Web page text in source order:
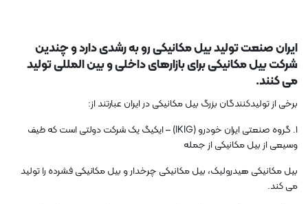
ایران صنعت تولید بیل مکانیکی رو به رشدی دارد و چندین
شرکت بیل مکانیکی برای بازارهای داخلی و بین المللی تولید
می کنند.
برخی از تولیدکنندگان بزرگ بیل مکانیکی در ایران عبارتند از:
1. گروه صنعتی ایران خودرو (IKIG) – ایکیگ یک شرکت دولتی است که طیف
وسیعی از بیل مکانیکی از جمله
بیل مکانیکی هیدرولیک، بیل مکانیکی چرخدار و بیل مکانیکی فشرده را تولید
می کند.